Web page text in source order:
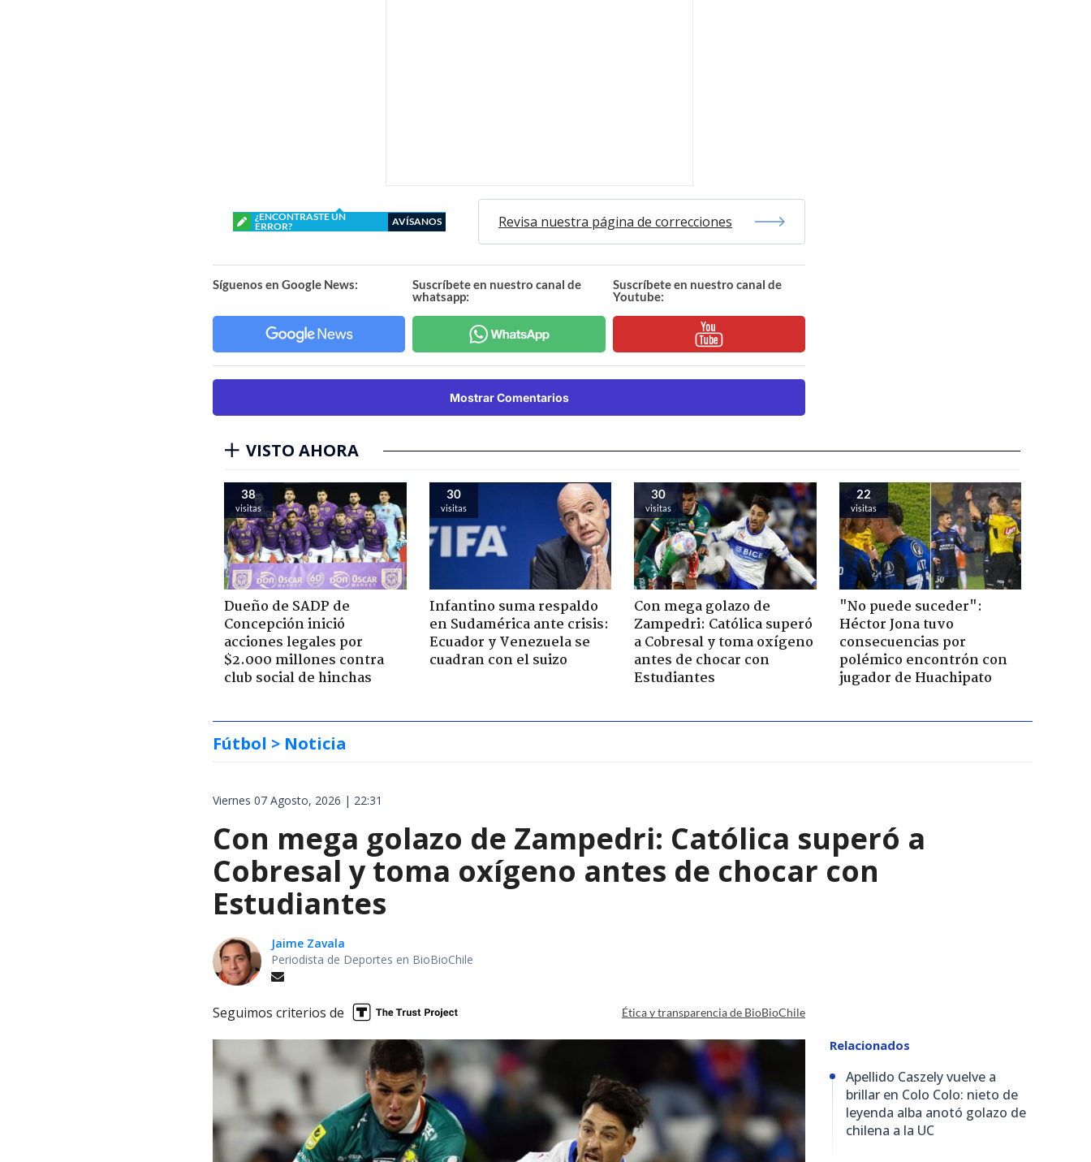
¿ENCONTRASTE UN
ERROR?
AVÍSANOS Revisa nuestra página de correcciones
Síguenos en Google News:
Suscríbete en nuestro canal de
whatsapp:
Suscríbete en nuestro canal de
Youtube:
Mostrar Comentarios
VISTO AHORA
38
visitas
Dueño de SADP de
Concepción inició
acciones legales por
$2.000 millones contra
club social de hinchas
30
visitas
Infantino suma respaldo
en Sudamérica ante crisis:
Ecuador y Venezuela se
cuadran con el suizo
30
visitas
Con mega golazo de
Zampedri: Católica superó
a Cobresal y toma oxígeno
antes de chocar con
Estudiantes
22
visitas
"No puede suceder":
Héctor Jona tuvo
consecuencias por
polémico encontrón con
jugador de Huachipato
Fútbol > Noticia
Viernes 07 Agosto, 2026 | 22:31
Con mega golazo de Zampedri: Católica superó a
Cobresal y toma oxígeno antes de chocar con
Estudiantes
Jaime Zavala
Periodista de Deportes en BioBioChile
Seguimos criterios de Ética y transparencia de BioBioChile
Relacionados
Apellido Caszely vuelve a
brillar en Colo Colo: nieto de
leyenda alba anotó golazo de
chilena a la UC